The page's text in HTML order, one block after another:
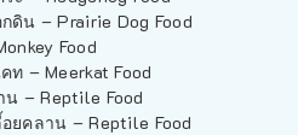
ดิน – Prairie Dog Food
Food
ท – Meerkat Food
น – Reptile Food
ยคลาน – Reptile Food